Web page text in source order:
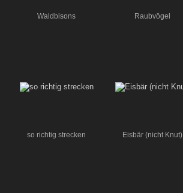
Waldbisons Raubvögel
so richtig strecken Eisbär (nicht Knut)